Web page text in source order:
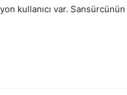
kullanıcı var.